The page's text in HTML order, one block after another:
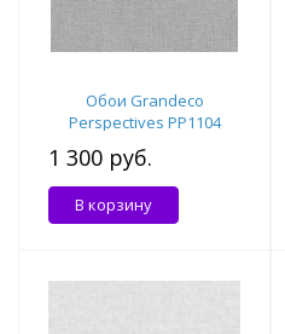
Обои Grandeco
Perspectives PP1104
1 300 руб.
В корзину